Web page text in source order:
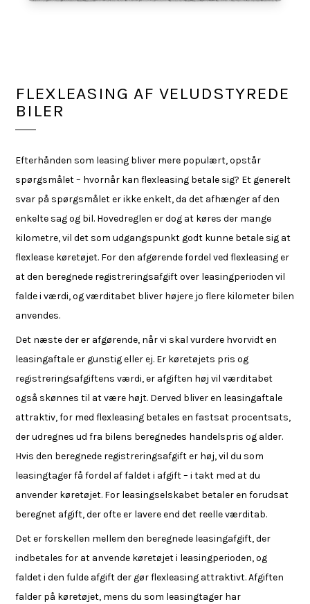
FLEXLEASING AF VELUDSTYREDE
BILER
Efterhånden som leasing bliver mere populært, opstår
spørgsmålet – hvornår kan flexleasing betale sig? Et generelt
svar på spørgsmålet er ikke enkelt, da det afhænger af den
enkelte sag og bil. Hovedreglen er dog at køres der mange
kilometre, vil det som udgangspunkt godt kunne betale sig at
flexlease køretøjet. For den afgørende fordel ved flexleasing er
at den beregnede registreringsafgift over leasingperioden vil
falde i værdi, og værditabet bliver højere jo flere kilometer bilen
anvendes.
Det næste der er afgørende, når vi skal vurdere hvorvidt en
leasingaftale er gunstig eller ej. Er køretøjets pris og
registreringsafgiftens værdi, er afgiften høj vil værditabet
også skønnes til at være højt. Derved bliver en leasingaftale
attraktiv, for med flexleasing betales en fastsat procentsats,
der udregnes ud fra bilens beregnedes handelspris og alder.
Hvis den beregnede registreringsafgift er høj, vil du som
leasingtager få fordel af faldet i afgift – i takt med at du
anvender køretøjet. For leasingselskabet betaler en forudsat
beregnet afgift, der ofte er lavere end det reelle værditab.
Det er forskellen mellem den beregnede leasingafgift, der
indbetales for at anvende køretøjet i leasingperioden, og
faldet i den fulde afgift der gør flexleasing attraktivt. Afgiften
falder på køretøjet, mens du som leasingtager har